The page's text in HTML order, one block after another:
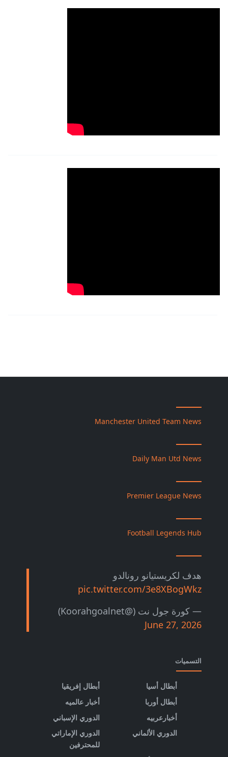
Manchester United Team News
Daily Man Utd News
Premier League News
Football Legends Hub
هدف لكريستيانو رونالدو
pic.twitter.com/3e8XBogWkz
— كورة جول نت (@Koorahgoalnet)
June 27, 2026
التسميات
أبطال أسيا
أبطال إفريقيا
أبطال أوربا
أخبار عالميه
أخبارعربيه
الدوري الإسباني
الدوري الألماني
الدوري الإماراتي
للمحترفين